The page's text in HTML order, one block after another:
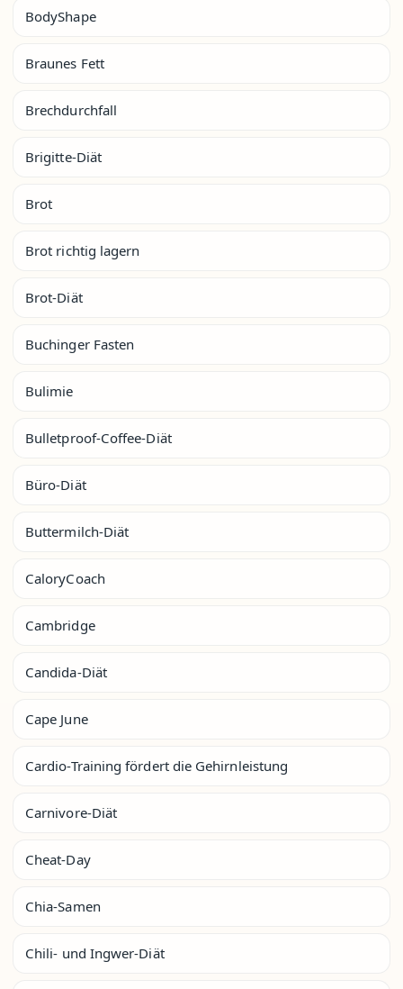
BodyShape
Braunes Fett
Brechdurchfall
Brigitte-Diät
Brot
Brot richtig lagern
Brot-Diät
Buchinger Fasten
Bulimie
Bulletproof-Coffee-Diät
Büro-Diät
Buttermilch-Diät
CaloryCoach
Cambridge
Candida-Diät
Cape June
Cardio-Training fördert die Gehirnleistung
Carnivore-Diät
Cheat-Day
Chia-Samen
Chili- und Ingwer-Diät